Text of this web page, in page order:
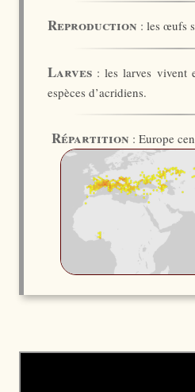
Reproduction : les œufs
Larves : les larves vivent
espèces d’acridiens.
Répartition : Europe